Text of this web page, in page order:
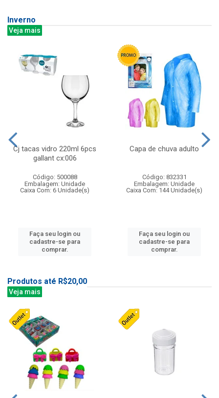
Inverno
Veja mais
Cj tacas vidro 220ml 6pcs
gallant cx:006
Código: 500088
Embalagem: Unidade
Caixa Com: 6 Unidade(s)
Faça seu login ou
cadastre-se para
comprar.
Capa de chuva adulto
Código: 832331
Embalagem: Unidade
Caixa Com: 144 Unidade(s)
Faça seu login ou
cadastre-se para
comprar.
Produtos até R$20,00
Veja mais